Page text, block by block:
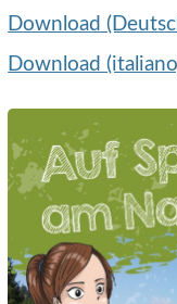
Download
Download